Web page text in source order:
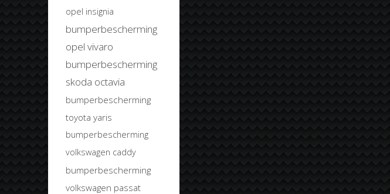
opel insignia
bumperbescherming
opel vivaro
bumperbescherming
skoda octavia
bumperbescherming
toyota yaris
bumperbescherming
volkswagen caddy
bumperbescherming
volkswagen passat